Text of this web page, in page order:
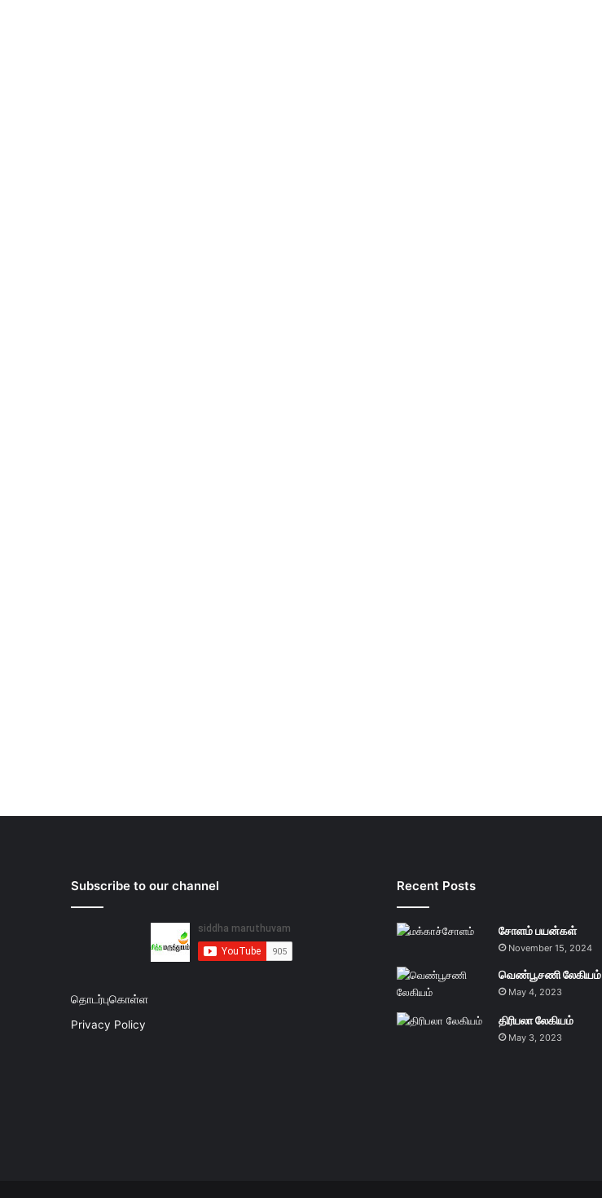
Subscribe to our channel
தொடர்புகொள்ள
Privacy Policy
Recent Posts
சோளம் பயன்கள்
November 15, 2024
வெண்பூசணி லேகியம்
May 4, 2023
திரிபலா லேகியம்
May 3, 2023